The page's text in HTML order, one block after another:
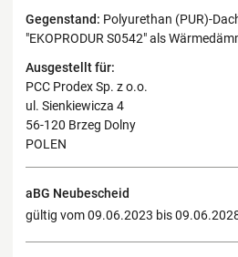
Gegenstand: Polyurethan (PUR)-
"EKOPRODUR S0542" als
Ausgestellt für:
PCC Prodex Sp. z o.o.
ul. Sienkiewicza 4
56-120 Brzeg Dolny
POLEN
aBG Neubescheid
gültig vom 09.06.2023 bis